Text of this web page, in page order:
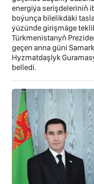
energiýa serişdeleriniň
boýunça bilelikdäki
ýüzünde girişmäge
Türkmenistanyň
geçen anna güni
Hyzmatdaşlyk
belledi.